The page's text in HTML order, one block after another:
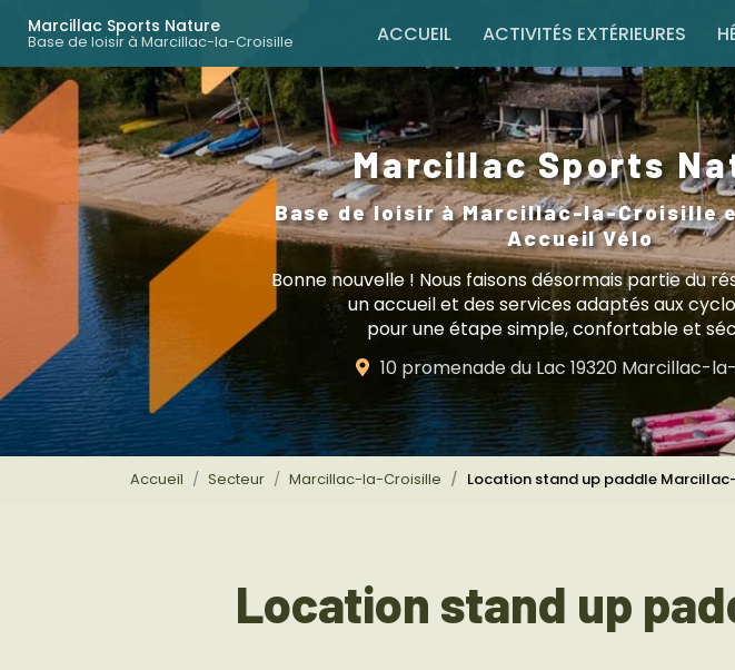
contenu
principal
Marcillac Sports Nature
Base de loisir à Marcillac-la-Croisille
ACCUEIL
ACTIVITÉS EXTÉRIEURES
Marcillac Sports
Base de loisir à Marcillac-la-Croisille
Accueil Vélo
Bonne nouvelle ! Nous faisons désormais partie du
un accueil et des services adaptés aux
pour une étape simple, confortable et
10 promenade du Lac 19320 Marcillac-
Accueil Secteur Marcillac-la-Croisille Location stand up paddle
Location stand up